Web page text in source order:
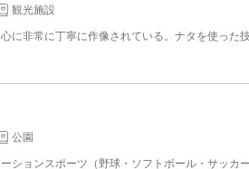
観光施設
公園